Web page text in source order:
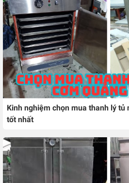
Kinh nghiệm chọn mua thanh lý tủ
tốt nhất